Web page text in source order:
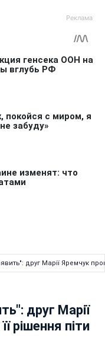
друг Марії Яремчук
друг Марії
рішення піти